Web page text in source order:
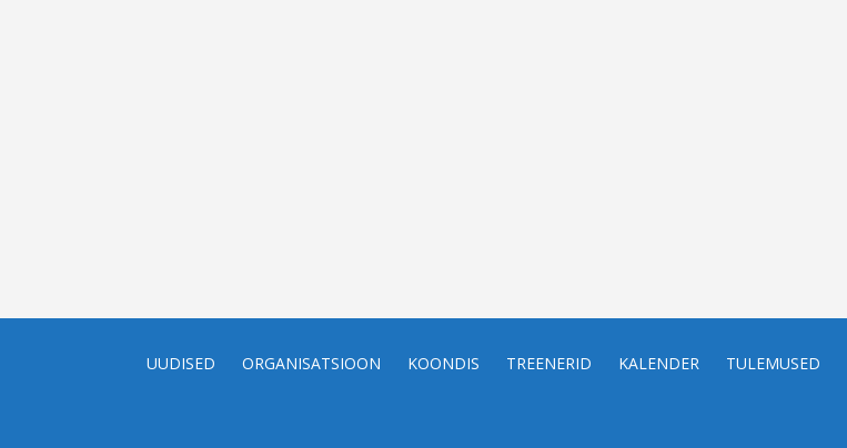
UUDISED ORGANISATSIOON KOONDIS TREENERID KALENDER TULEMUSED